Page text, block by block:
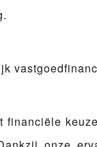
financiële